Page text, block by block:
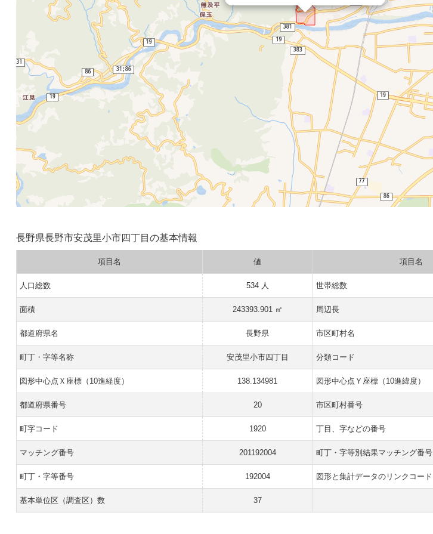
長野県長野市安茂里小市四丁目の基本情報
項目名 値 項目名
人口総数 534 人 世帯総数
面積 243393.901 ㎡ 周辺長
都道府県名 長野県 市区町村名
町丁・字等名称 安茂里小市四丁目 分類コード
図形中心点Ｘ座標（10進経度） 138.134981 図形中心点Ｙ座標（10進緯度）
都道府県番号 20 市区町村番号
町字コード 1920 丁目、字などの番号
マッチング番号 201192004 町丁・字等別結果マッチング番号
町丁・字等番号 192004 図形と集計データのリンクコード
基本単位区（調査区）数 37